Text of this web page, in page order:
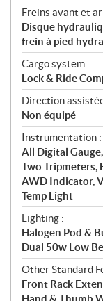
Freins avant et
Disque
frein à pied
Cargo system :
Lock & Ride
Direction
Non équipé
Instrumentation :
All Digital
Two Tripmeters,
AWD Indicator,
Temp Light
Lighting :
Halogen Pod &
Dual 50w Low
Other Standard
Front Rack
Hand & Thumb